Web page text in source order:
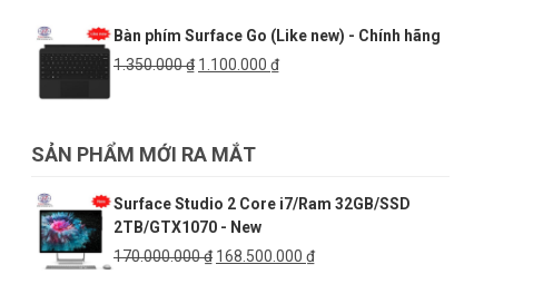
là:
7.999.000 ₫.
tại
là:
Bàn phím Surface Go (Like new) - Chính hãng
1.350.000₫ Giá
1.100.000 ₫Giá
SẢN PHẨM MỚI RA MẮT
Surface Studio 2 Core i7/Ram 32GB/SSD
2TB/GTX1070 - New
170.000.000₫ Giá
168.500.000 ₫Giá